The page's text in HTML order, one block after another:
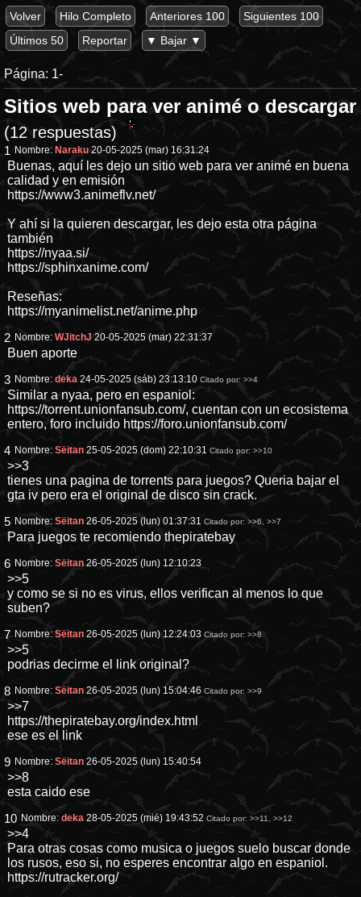
Volver Hilo Completo Anteriores 100
Siguientes 100
Últimos 50
Reportar ▼ Bajar ▼
Página: 1-
Sitios web para ver animé o descargar
(12 respuestas)
1 Nombre: Naraku 20-05-2025 (mar) 16:31:24
Buenas, aquí les dejo un sitio web para ver animé en buena
calidad y en emisión
https://www3.animeflv.net/
Y ahí si la quieren descargar, les dejo esta otra página
también
https://nyaa.si/
https://sphinxanime.com/
Reseñas:
https://myanimelist.net/anime.php
2 Nombre:WJitchJ 20-05-2025 (mar) 22:31:37
Buen aporte
3 Nombre:deka 24-05-2025 (sáb) 23:13:10 Citado por:>>4
Similar a nyaa, pero en espaniol:
https://torrent.unionfansub.com/, cuentan con un ecosistema
entero, foro incluido https://foro.unionfansub.com/
4 Nombre:Sëitan 25-05-2025 (dom) 22:10:31 Citado por:>>10
>>3
tienes una pagina de torrents para juegos? Queria bajar el
gta iv pero era el original de disco sin crack.
5 Nombre:Sëitan 26-05-2025 (lun) 01:37:31 Citado por:>>6,>>7
Para juegos te recomiendo thepiratebay
6 Nombre:Sëitan 26-05-2025 (lun) 12:10:23
>>5
y como se si no es virus, ellos verifican al menos lo que
suben?
7 Nombre:Sëitan 26-05-2025 (lun) 12:24:03 Citado por:>>8
>>5
podrias decirme el link original?
8 Nombre:Sëitan 26-05-2025 (lun) 15:04:46 Citado por:>>9
>>7
https://thepiratebay.org/index.html
ese es el link
9 Nombre:Sëitan 26-05-2025 (lun) 15:40:54
>>8
esta caido ese
10 Nombre:deka 28-05-2025 (mié) 19:43:52 Citado por:>>11,>>12
>>4
Para otras cosas como musica o juegos suelo buscar donde
los rusos, eso si, no esperes encontrar algo en espaniol.
https://rutracker.org/